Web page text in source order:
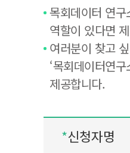
목회데이터 연
역할이 있다면
여러분이 찾고
‘목회데이터연
제공합니다.
*신청자명